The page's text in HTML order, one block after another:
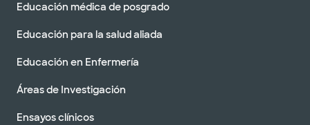
Educación médica de posgrado
Educación para la salud aliada
Educación en Enfermería
Áreas de Investigación
Ensayos clínicos